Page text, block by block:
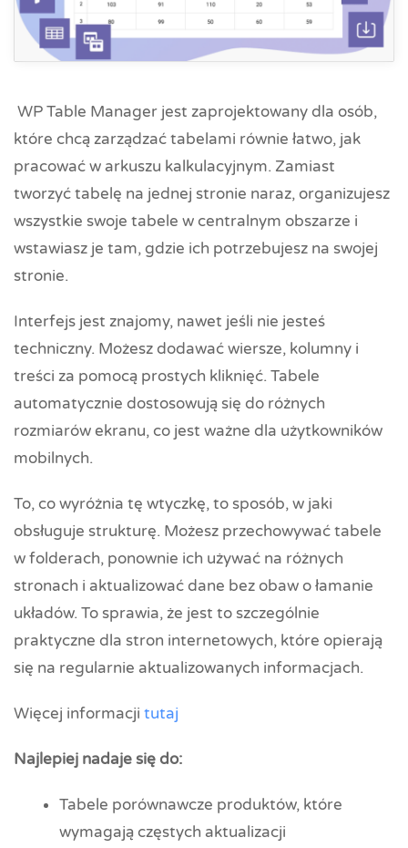
WP Table Manager jest zaprojektowany dla osób,
które chcą zarządzać tabelami równie łatwo, jak
pracować w arkuszu kalkulacyjnym. Zamiast
tworzyć tabelę na jednej stronie naraz, organizujesz
wszystkie swoje tabele w centralnym obszarze i
wstawiasz je tam, gdzie ich potrzebujesz na swojej
stronie.
Interfejs jest znajomy, nawet jeśli nie jesteś
techniczny. Możesz dodawać wiersze, kolumny i
treści za pomocą prostych kliknięć. Tabele
automatycznie dostosowują się do różnych
rozmiarów ekranu, co jest ważne dla użytkowników
mobilnych.
To, co wyróżnia tę wtyczkę, to sposób, w jaki
obsługuje strukturę. Możesz przechowywać tabele
w folderach, ponownie ich używać na różnych
stronach i aktualizować dane bez obaw o łamanie
układów. To sprawia, że jest to szczególnie
praktyczne dla stron internetowych, które opierają
się na regularnie aktualizowanych informacjach.
Więcej informacji tutaj
Najlepiej nadaje się do:
Tabele porównawcze produktów, które
wymagają częstych aktualizacji